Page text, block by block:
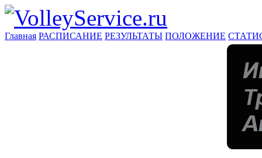
Главная РАСПИСАНИЕ РЕЗУЛЬТАТЫ ПОЛОЖЕНИЕ